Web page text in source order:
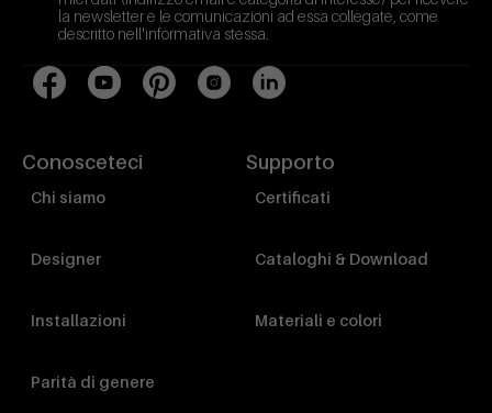
la newsletter e le comunicazioni ad essa collegate, come
descritto nell'informativa stessa.
FacebookYouTubePinterestInstagramLinkedIn
Conosceteci
Chi siamo
Designer
Installazioni
Parità di genere
Supporto
Certificati
Cataloghi & Download
Materiali e colori